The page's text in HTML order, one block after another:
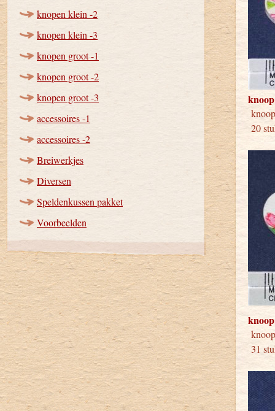
knopen klein -2
knopen klein -3
knopen groot -1
knopen groot -2
knopen groot -3
accessoires -1
accessoires -2
Breiwerkjes
Diversen
Speldenkussen pakket
Voorbeelden
20
31